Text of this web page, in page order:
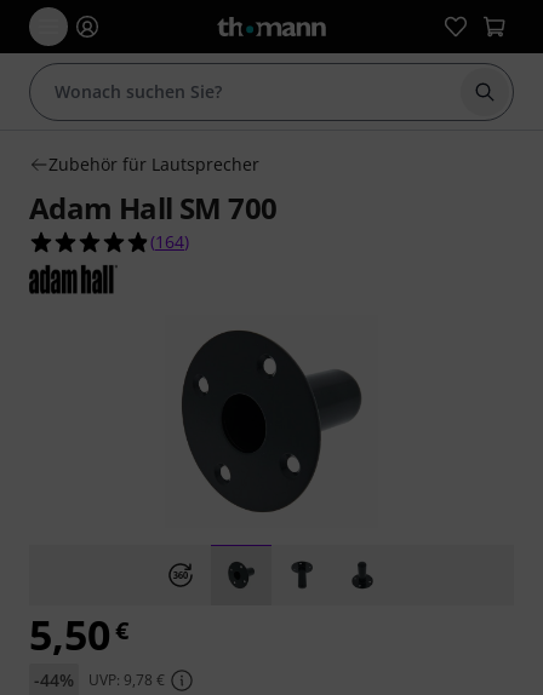
Suche
Zubehör für Lautsprecher
Adam Hall SM 700
4.9 von 5 Sternen aus 164 Kundenbewertungen
(164)
5,50€
-44% UVP: 9,78 €